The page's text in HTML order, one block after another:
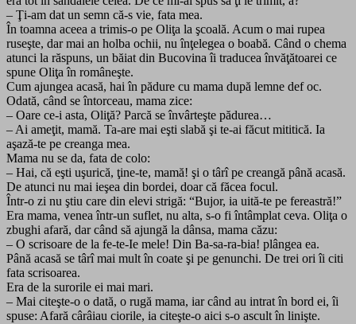
– Ţi-am dat un semn că-s vie, fata mea.
În toamna aceea a trimis-o pe Oliţa la şcoală. Acum o mai rupea
ruseşte, dar mai an holba ochii, nu înţelegea o boabă. Când o chema
atunci la răspuns, un băiat din Bucovina îi traducea învăţătoarei ce
spune Oliţa în româneşte.
Cum ajungea acasă, hai în pădure cu mama după lemne def oc.
Odată, când se întorceau, mama zice:
– Oare ce-i asta, Oliţă? Parcă se învârteşte pădurea…
– Ai ameţit, mamă. Ta-are mai eşti slabă şi te-ai făcut mititică. Ia
aşază-te pe creanga mea.
Mama nu se da, fata de colo:
– Hai, că eşti uşurică, ţine-te, mamă! şi o târî pe creangă până acasă.
De atunci nu mai ieşea din bordei, doar că făcea focul.
Într-o zi nu ştiu care din elevi strigă: “Bujor, ia uită-te pe fereastră!”
Era mama, venea într-un suflet, nu alta, s-o fi întâmplat ceva. Oliţa o
zbughi afară, dar când să ajungă la dânsa, mama căzu:
– O scrisoare de la fe-te-Ie mele! Din Ba-sa-ra-bia! plângea ea.
Până acasă se târî mai mult în coate şi pe genunchi. De trei ori îi citi
fata scrisoarea.
Era de la surorile ei mai mari.
– Mai citeşte-o o dată, o rugă mama, iar când au intrat în bord ei, îi
spuse: Afară cârâiau ciorile, ia citeşte-o aici s-o ascult în linişte.